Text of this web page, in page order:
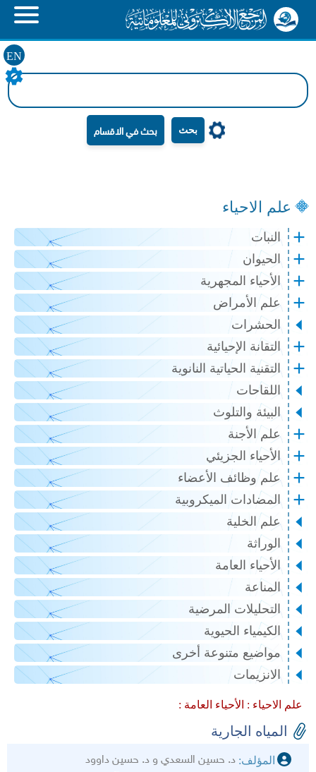
EN
بحث
علم الاحياء
النبات
الحيوان
الأحياء المجهرية
علم الأمراض
الحشرات
التقانة الإحيائية
التقنية الحياتية النانوية
اللقاحات
البيئة والتلوث
علم الأجنة
الأحياء الجزيئي
علم وظائف الأعضاء
المضادات الميكروبية
علم الخلية
الوراثة
الأحياء العامة
المناعة
التحليلات المرضية
الكيمياء الحيوية
مواضيع متنوعة أخرى
الانزيمات
علم الاحياء : الأحياء العامة :
المياه الجارية
المؤلف: د. حسين السعدي و د. حسين داوود